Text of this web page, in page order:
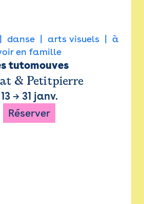
danse arts visuels
à
en famille
tutomouves
& Petitpierre
13→ 31 janv.
Réserver